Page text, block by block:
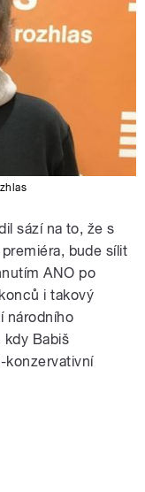
sází na to, že s
bude sílit
ANO po
i takový
národního
kdy Babiš
konzervativní